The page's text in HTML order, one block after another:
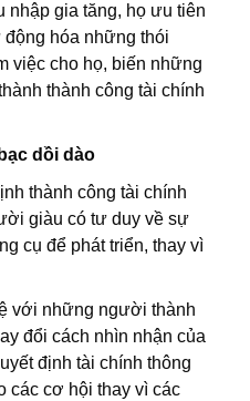
nhập gia tăng, họ ưu tiên
hóa những thói
việc cho họ, biến những
thành công tài chính
dồi dào
thành công tài chính
giàu có tư duy về sự
cụ để phát triển, thay vì
với những người thành
đổi cách nhìn nhận của
định tài chính thông
các cơ hội thay vì các